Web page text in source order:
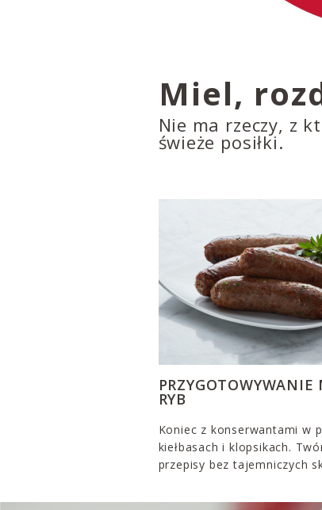
Miel,
Nie ma rzeczy, z
świeże posiłki.
PRZYGOTOWYWANIE
RYB
Koniec z konserwantami w
kiełbasach i klopsikach.
przepisy bez tajemniczych